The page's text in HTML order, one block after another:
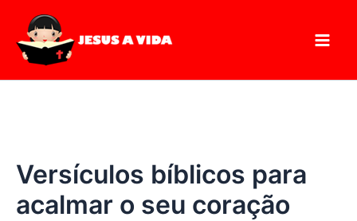
para
conteúdo
Versículos bíblicos para
acalmar o seu coração
seu
e-
mail…